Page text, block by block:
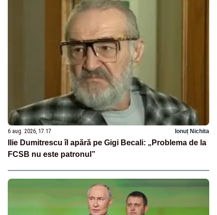
6 aug. 2026, 17:17 Ionuț Nichita
Ilie Dumitrescu îl apără pe Gigi Becali: „Problema de la
FCSB nu este patronul”